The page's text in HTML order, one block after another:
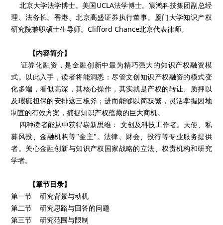
北京大学法学博士。美国UCLA法学博士。宸鸿科技集团副总经
理、法务长。香港、北京高盛证券执行董事。厦门大学知识产权
研究院兼职硕士生导师。Clifford Chance北京代表律师。
【内容简介】
证券化融资，是金融创新中最为精巧强大的知识产权融资模
式。以此入手，读者将能洞悉：尽管文创知识产权融资的模式变
化多端，看似高深，其核心操作，其实就是产权的转让、质押以
及瑕疵担保的安排这三板斧；进而能够以简驭繁，灵活掌握因地
制宜的有效方案，捕捉知识产权蕴藏的巨大商机。
四种读者能从中获得崭新思维： 文创及科技工作者。天使、私
募风投、金融机构等"金主"。法律、财会、投行等专业服务提供
者。关心金融创新与知识产权国家战略的立法、权责机构和研究
学者。
【章节目录】
第一节 研究背景与动机
第二节 研究思路与回答的问题
第三节 研究范围与限制